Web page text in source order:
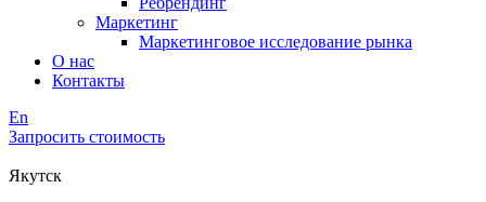
Маркетинг
Маркетинговое исследование рынка
О нас
Контакты
En
Запросить стоимость
Якутск